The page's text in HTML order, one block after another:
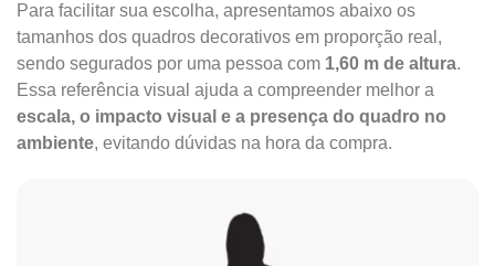
Para facilitar sua escolha, apresentamos abaixo os
tamanhos dos quadros decorativos em proporção real,
sendo segurados por uma pessoa com 1,60 m de altura.
Essa referência visual ajuda a compreender melhor a
escala, o impacto visual e a presença do quadro no
ambiente, evitando dúvidas na hora da compra.